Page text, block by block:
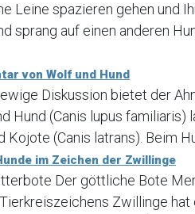
Leine spazieren gehen und
sprang auf einen anderen
von Wolf und Hund
Diskussion bietet der
Hund (Canis lupus
Kojote (Canis latrans). Beim
im Zeichen der Zwillinge
Der göttliche Bote
Zwillinge